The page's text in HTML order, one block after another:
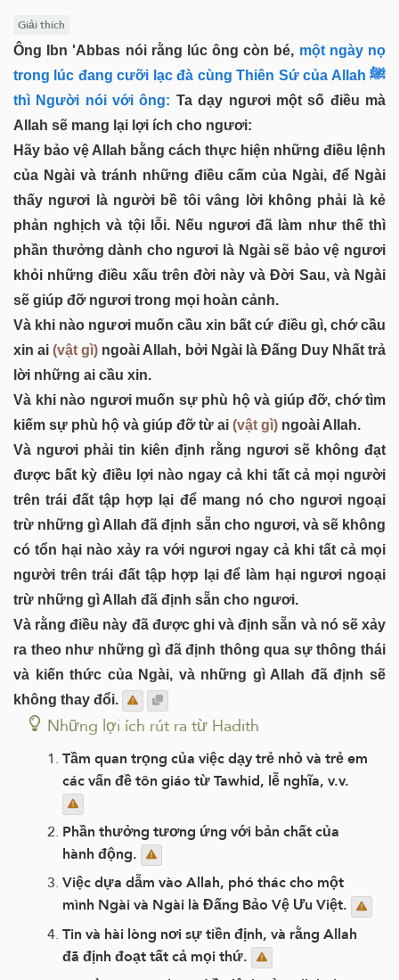
Giải thích
Ông Ibn 'Abbas nói rằng lúc ông còn bé, một ngày nọ
trong lúc đang cưỡi lạc đà cùng Thiên Sứ của Allah ﷺ
thì Người nói với ông: Ta dạy ngươi một số điều mà
Allah sẽ mang lại lợi ích cho ngươi:
Hãy bảo vệ Allah bằng cách thực hiện những điều lệnh
của Ngài và tránh những điều cấm của Ngài, để Ngài
thấy ngươi là người bề tôi vâng lời không phải là kẻ
phản nghịch và tội lỗi. Nếu ngươi đã làm như thế thì
phần thưởng dành cho ngươi là Ngài sẽ bảo vệ ngươi
khỏi những điều xấu trên đời này và Đời Sau, và Ngài
sẽ giúp đỡ ngươi trong mọi hoàn cảnh.
Và khi nào ngươi muốn cầu xin bất cứ điều gì, chớ cầu
xin ai(vật gì) ngoài Allah, bởi Ngài là Đấng Duy Nhất trả
lời những ai cầu xin.
Và khi nào ngươi muốn sự phù hộ và giúp đỡ, chớ tìm
kiếm sự phù hộ và giúp đỡ từ ai (vật gì) ngoài Allah.
Và ngươi phải tin kiên định rằng ngươi sẽ không đạt
được bất kỳ điều lợi nào ngay cả khi tất cả mọi người
trên trái đất tập hợp lại để mang nó cho ngươi ngoại
trừ những gì Allah đã định sẵn cho ngươi, và sẽ không
có tổn hại nào xảy ra với ngươi ngay cả khi tất cả mọi
người trên trái đất tập hợp lại để làm hại ngươi ngoại
trừ những gì Allah đã định sẵn cho ngươi.
Và rằng điều này đã được ghi và định sẵn và nó sẽ xảy
ra theo như những gì đã định thông qua sự thông thái
và kiến thức của Ngài, và những gì Allah đã định sẽ
không thay đổi.
Những lợi ích rút ra từ Hadith
Tầm quan trọng của việc dạy trẻ nhỏ và trẻ em
các vấn đề tôn giáo từ Tawhid, lễ nghĩa, v.v.
Phần thưởng tương ứng với bản chất của
hành động.
Việc dựa dẫm vào Allah, phó thác cho một
mình Ngài và Ngài là Đấng Bảo Vệ Ưu Việt.
Tin và hài lòng nơi sự tiền định, và rằng Allah
đã định đoạt tất cả mọi thứ.